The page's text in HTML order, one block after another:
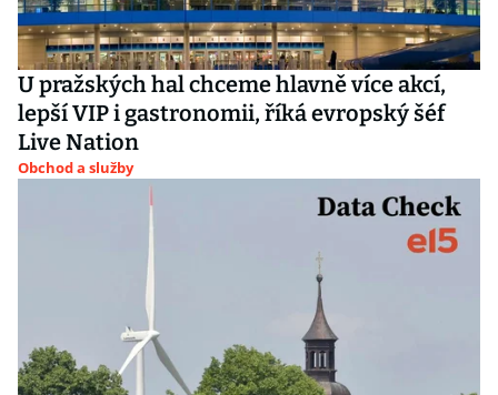
U pražských hal chceme hlavně více akcí,
lepší VIP i gastronomii, říká evropský šéf
Live Nation
Obchod a služby